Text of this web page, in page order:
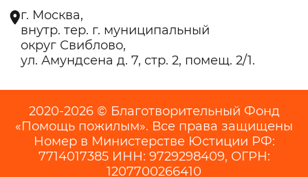
г. Москва,
внутр. тер. г. муниципальный
округ Свиблово,
ул. Амундсена д. 7, стр. 2, помещ. 2/1.
2020-2026 © Благотворительный Фонд
«Помощь пожилым». Все права защищены
Номер в Министерстве Юстиции РФ:
7714017385 ИНН: 9729298409, ОГРН:
1207700266410